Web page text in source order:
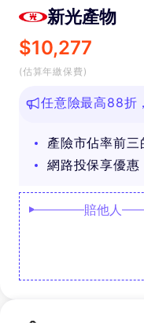
新光產物
$10,277
(估算年繳保費)
任意險最高88折
產險市佔率前三
網路投保享優惠
賠他人